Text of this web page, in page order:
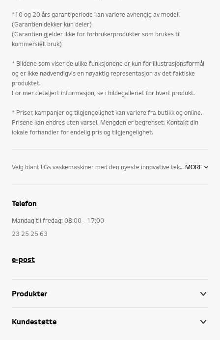
*10 og 20 års garantiperiode kan variere avhengig av modell
(Garantien dekker kun deler)
(Garantien gjelder ikke for forbrukerprodukter som brukes til
kommersiell bruk)
* Bildene som viser de ulike funksjonene er kun for illustrasjonsformål
og er ikke nødvendigvis en nøyaktig representasjon av det faktiske
produktet.
For mer detaljert informasjon, se i bildegalleriet for hvert produkt.
* Priser, kampanjer og tilgjengelighet kan variere fra butikk og online.
Prisene kan endres uten varsel. Mengden er begrenset. Kontakt din
lokale forhandler for endelig pris og tilgjengelighet.
Velg blant LGs vaskemaskiner med den nyeste innovative teknikken, blant annet:
TrueStream: Med LGs revolusjonerende TrueStream-vaskemaskiner med damp kan du si farvel til krøllete klær samtidig som 99,8 % av alt dyrehår, støv, midd og andre vanlige allergener elimineres.
6 motion: Ved å hente inspirasjon fra håndvasklignende bevegelser utfører vaskemaskiner med 6 Motion Direct Drive forskjellige bevegelser avhengig av hvilket vaskeprogram som velges. I tillegg til å gi fantastisk rene klær, er vaskeprogrammene svært skånsomme mot alle typer materialer.
MORE
Telefon
Mandag til fredag: 08:00 - 17:00
23 25 25 63
e-post
Produkter
Kundestøtte